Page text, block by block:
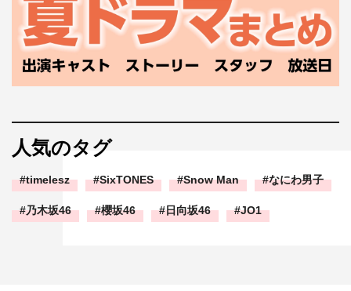
人気のタグ
timelesz SixTONES Snow Man なにわ男子
乃木坂46 櫻坂46 日向坂46 JO1